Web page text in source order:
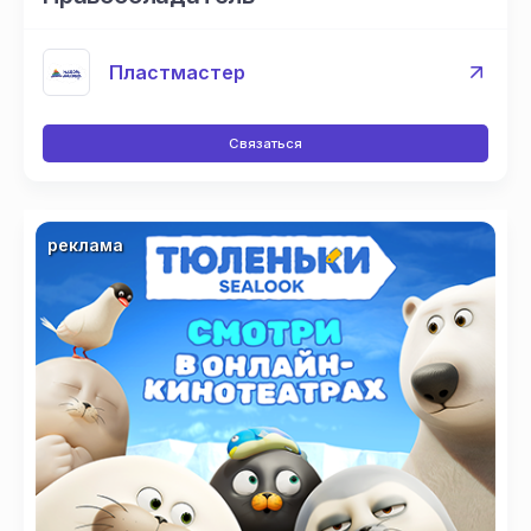
Пластмастер
Связаться
реклама